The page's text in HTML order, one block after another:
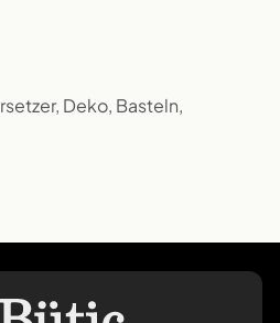
Deko, Basteln,